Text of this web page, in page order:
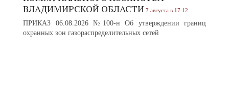
ВЛАДИМИРСКОЙ ОБЛАСТИ 7 августа в 17:12
ПРИКАЗ 06.08.2026 №100-н Об утверждении границ
охранных зон газораспределительных сетей